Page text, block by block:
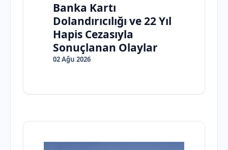
Banka Kartı
Dolandırıcılığı ve 22 Yıl
Hapis Cezasıyla
Sonuçlanan Olaylar
02 Ağu 2026